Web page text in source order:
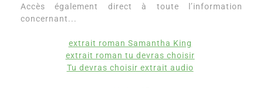
Accès également direct à toute l’information
concernant...
extrait roman Samantha King
extrait roman tu devras choisir
Tu devras choisir extrait audio